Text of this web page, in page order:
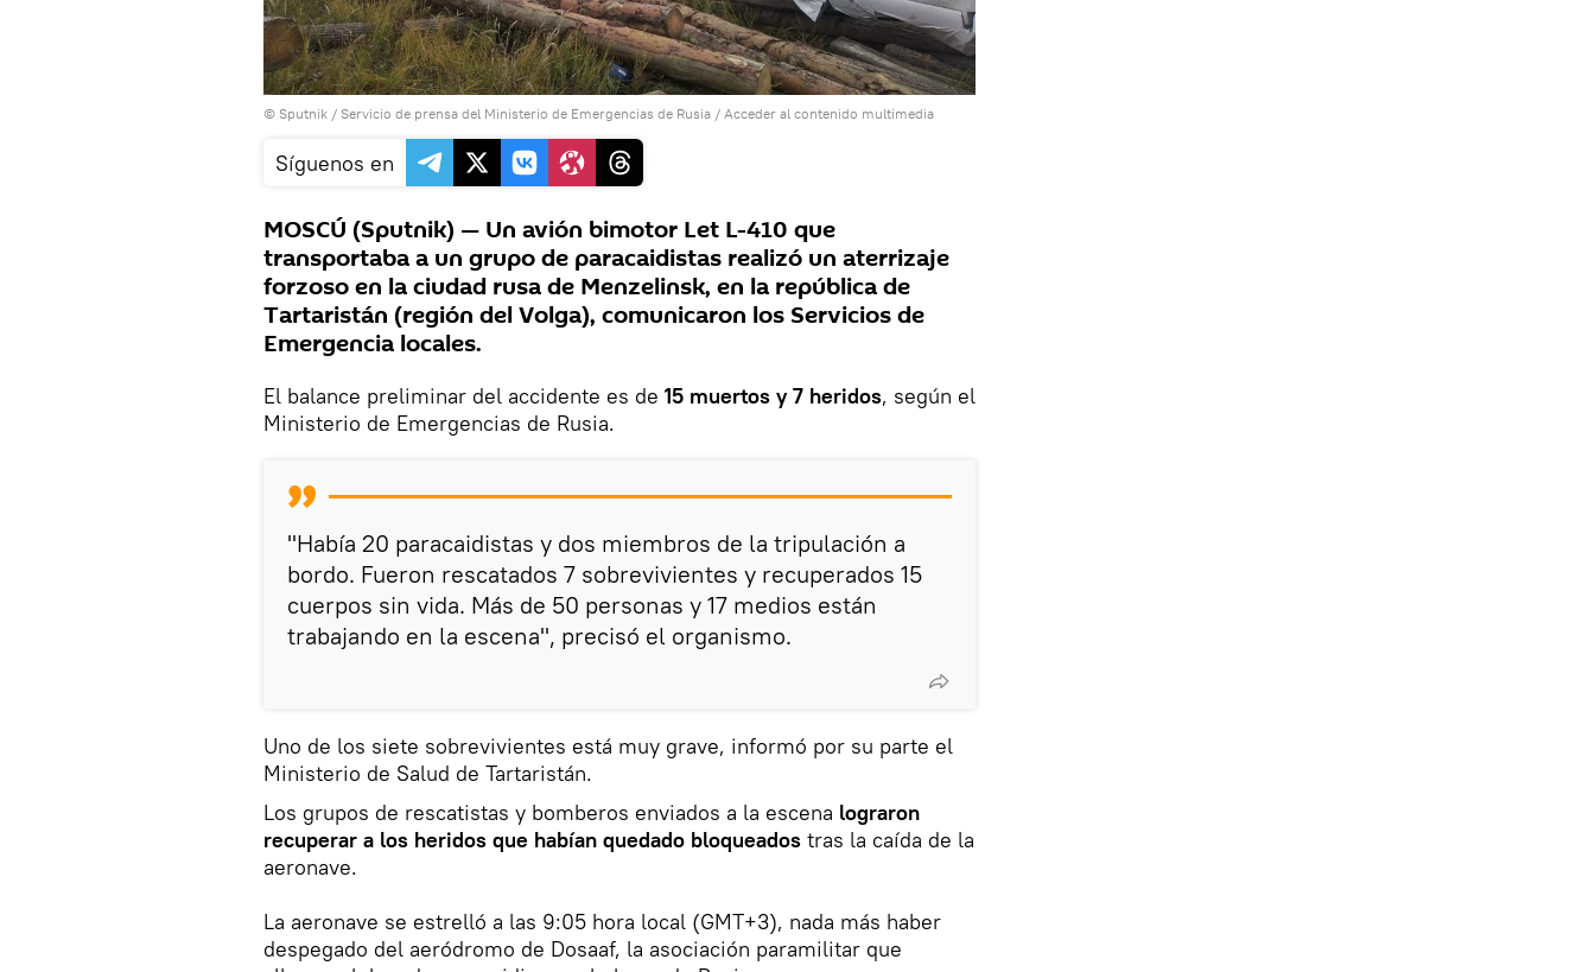
© Sputnik / Servicio de prensa del Ministerio de Emergencias de Rusia / Acceder al contenido multimedia
Síguenos en
MOSCÚ (Sputnik) — Un avión bimotor Let L-410 que
transportaba a un grupo de paracaidistas realizó un aterrizaje
forzoso en la ciudad rusa de Menzelinsk, en la república de
Tartaristán (región del Volga), comunicaron los Servicios de
Emergencia locales.
El balance preliminar del accidente es de 15 muertos y 7 heridos, según el
Ministerio de Emergencias de Rusia.
"Había 20 paracaidistas y dos miembros de la tripulación a
bordo. Fueron rescatados 7 sobrevivientes y recuperados 15
cuerpos sin vida. Más de 50 personas y 17 medios están
trabajando en la escena", precisó el organismo.
Uno de los siete sobrevivientes está muy grave, informó por su parte el
Ministerio de Salud de Tartaristán.
Los grupos de rescatistas y bomberos enviados a la escena lograron
recuperar a los heridos que habían quedado bloqueados tras la caída de la
aeronave.
La aeronave se estrelló a las 9:05 hora local (GMT+3), nada más haber
despegado del aeródromo de Dosaaf, la asociación paramilitar que